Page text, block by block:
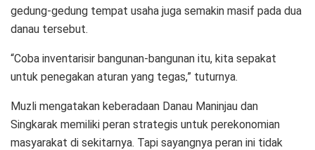
gedung-gedung tempat usaha juga semakin masif pada dua
danau tersebut.
“Coba inventarisir bangunan-bangunan itu, kita sepakat
untuk penegakan aturan yang tegas,” tuturnya.
Muzli mengatakan keberadaan Danau Maninjau dan
Singkarak memiliki peran strategis untuk perekonomian
masyarakat di sekitarnya. Tapi sayangnya peran ini tidak